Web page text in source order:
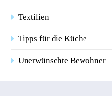
Textilien
Tipps für die Küche
Unerwünschte Bewohner